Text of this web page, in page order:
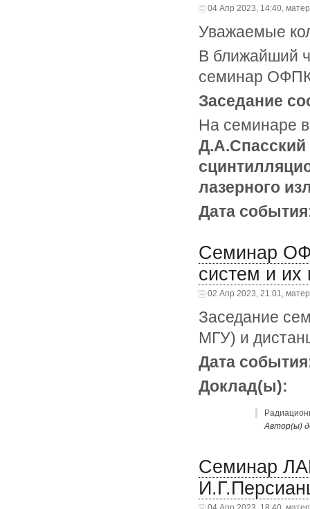
04 Апр 2023, 14:40,
Уважаемые
В ближайший
семинар
Заседание
На семинаре
лазерного
Дата
Семинар
систем и их
02 Апр 2023, 21:01,
Заседание
МГУ) и
Дата
Доклад(ы):
Автор(ы)
Семинар